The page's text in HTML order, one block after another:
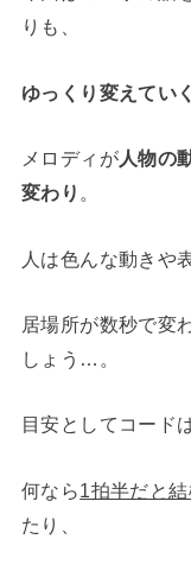
りも、
ゆっくり変えていく
メロディが人物の
変わり 。
人は色んな動きや
居場所が数秒で変
しょう…。
目安としてコードは
何なら1拍半だと
たり、